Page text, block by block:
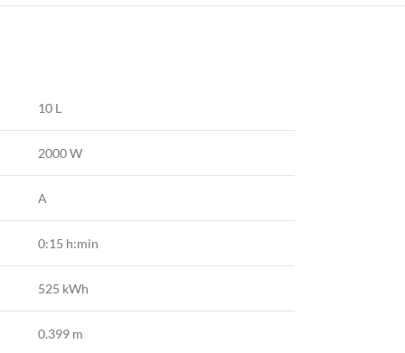
10 L
2000 W
A
0:15 h:min
525 kWh
0.399 m